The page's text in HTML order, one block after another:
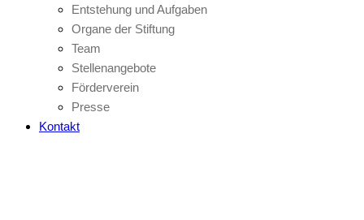
Entstehung und Aufgaben
Organe der Stiftung
Team
Stellenangebote
Förderverein
Presse
Kontakt